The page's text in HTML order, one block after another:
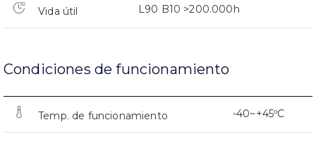
Vida útil L90 B10 >200.000h
Condiciones de funcionamiento
Temp. de funcionamiento -40~+45ºC